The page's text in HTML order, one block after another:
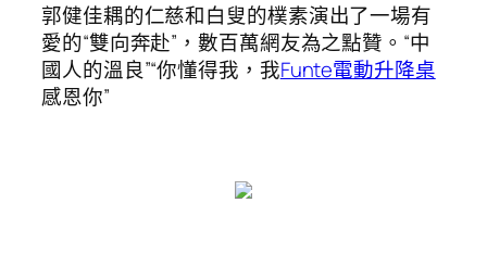
郭健佳耦的仁慈和白叟的樸素演出了一場有
愛的“雙向奔赴”，數百萬網友為之點贊。“中
國人的溫良”“你懂得我，我Funte電動升降桌
感恩你”